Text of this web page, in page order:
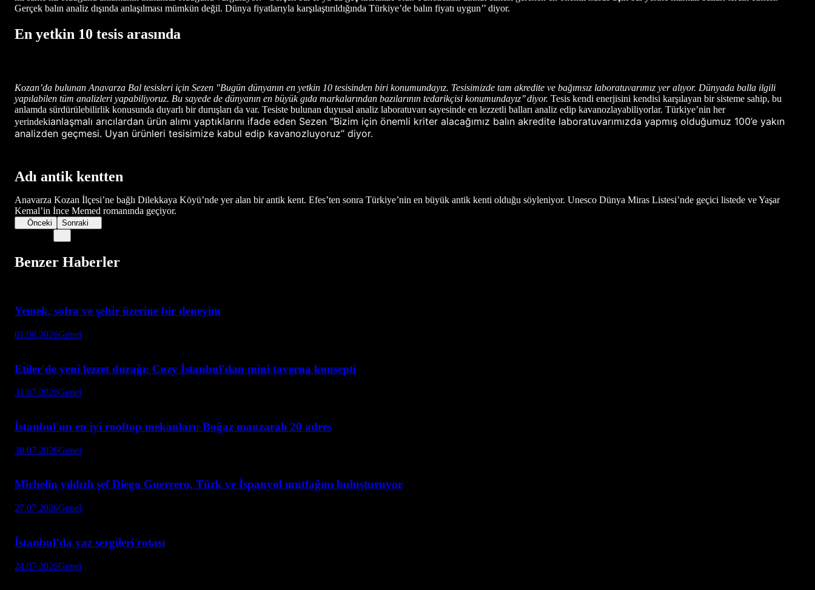
Gerçek balın analiz dışında anlaşılması mümkün değil. Dünya fiyatlarıyla karşılaştırıldığında Türkiye’de balın fiyatı uygun’’ diyor.
En yetkin 10 tesis arasında
Kozan’da bulunan Anavarza Bal tesisleri için Sezen "Bugün dünyanın en yetkin 10 tesisinden biri konumundayız. Tesisimizde tam akredite ve bağımsız laboratuvarımız yer alıyor. Dünyada balla ilgili
yapılabilen tüm analizleri yapabiliyoruz. Bu sayede de dünyanın en büyük gıda markalarından bazılarının tedarikçisi konumundayız’’ diyor. Tesis kendi enerjisini kendisi karşılayan bir sisteme sahip, bu
anlamda sürdürülebilirlik konusunda duyarlı bir duruşları da var. Tesiste bulunan duyusal analiz laboratuvarı sayesinde en lezzetli balları analiz edip kavanozlayabiliyorlar. Türkiye’nin her
yerindekianlaşmalı arıcılardan ürün alımı yaptıklarını ifade eden Sezen "Bizim için önemli kriter alacağımız balın akredite laboratuvarımızda yapmış olduğumuz 100’e yakın
analizden geçmesi. Uyan ürünleri tesisimize kabul edip kavanozluyoruz’’ diyor.
Adı antik kentten
Anavarza Kozan İlçesi’ne bağlı Dilekkaya Köyü’nde yer alan bir antik kent. Efes’ten sonra Türkiye’nin en büyük antik kenti olduğu söyleniyor. Unesco Dünya Miras Listesi’nde geçici listede ve Yaşar
Kemal’in İnce Memed romanında geçiyor.
Önceki Sonraki
Benzer Haberler
Yemek, sofra ve şehir üzerine bir deneyim
01.08.2026Genel
Etiler'de yeni lezzet durağı: Cozy İstanbul'dan mini taverna konsepti
31.07.2026Genel
İstanbul'un en iyi rooftop mekanları: Boğaz manzaralı 20 adres
30.07.2026Genel
Michelin yıldızlı şef Diego Guerrero, Türk ve İspanyol mutfağını buluşturuyor
27.07.2026Genel
İstanbul’da yaz sergileri rotası
24.07.2026Genel